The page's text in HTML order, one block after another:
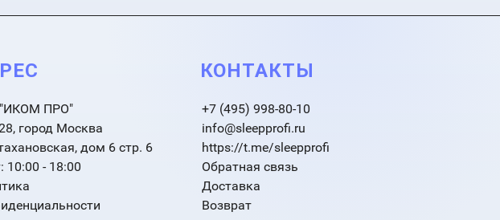
ПРО"
город Москва
дом 6 стр. 6
10:00 - 18:00
КОНТАКТЫ
+7 (495) 998-80-10
info@sleepprofi.ru
https://t.me/sleepprofi
Обратная связь
Доставка
Возврат